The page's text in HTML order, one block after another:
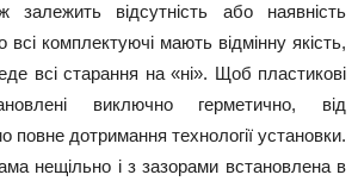
залежить відсутність або наявність
всі комплектуючі мають відмінну якість,
всі старання на «ні». Щоб пластикові
виключно герметично, від
повне дотримання технології установки.
нещільно і з зазорами встановлена ​​в